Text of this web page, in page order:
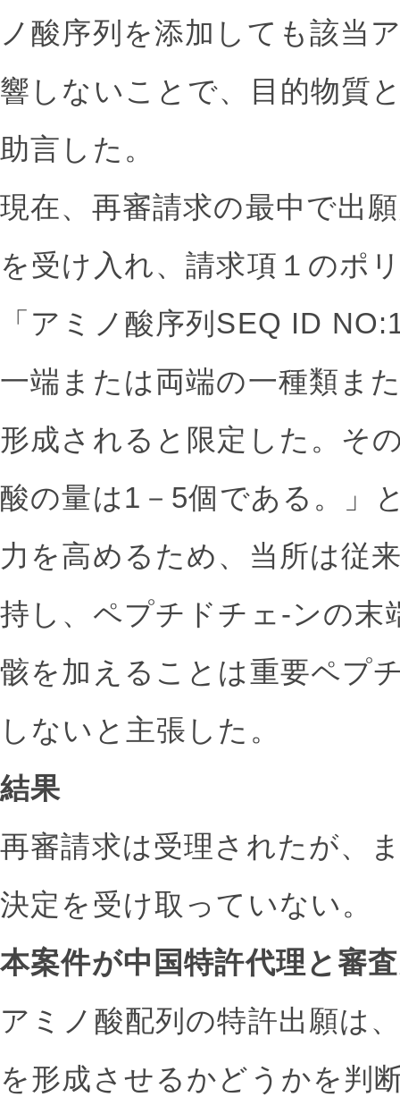
ノ酸序列を添加しても該当
響しないことで、目的物質
助言した。
現在、再審請求の最中で出
を受け入れ、請求項１のポ
「アミノ酸序列SEQ ID
一端または両端の一種類ま
形成されると限定した。そ
酸の量は1－5個である。」
力を高めるため、当所は従
持し、ペプチドチェ-ンの末
骸を加えることは重要ペプ
しないと主張した。
結果
再審請求は受理されたが、
決定を受け取っていない。
本案件が中国特許代理と審
アミノ酸配列の特許出願は
を形成させるかどうかを判